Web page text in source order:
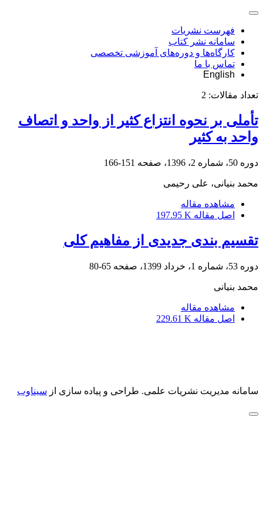
فهرست نشریات
سامانه نشر کتاب
کارگاه‌ها و دوره‌های آموزشی تخصصی
تماس با ما
English
تعداد مقالات: 2
تأملی بر نحوه انتزاع کثیر از واحد و اتصاف
واحد به کثیر
دوره 50، شماره 2، 1396، صفحه 151-166
محمد بنیانی، علی رحیمی
مشاهده مقاله
اصل مقاله 197.95 K
تقسیم بندی جدیدی از مفاهیم کلی
دوره 53، شماره 1، خرداد 1399، صفحه 65-80
محمد بنیانی
مشاهده مقاله
اصل مقاله 229.61 K
سامانه مدیریت نشریات علمی. طراحی و پیاده سازی از سیناوب